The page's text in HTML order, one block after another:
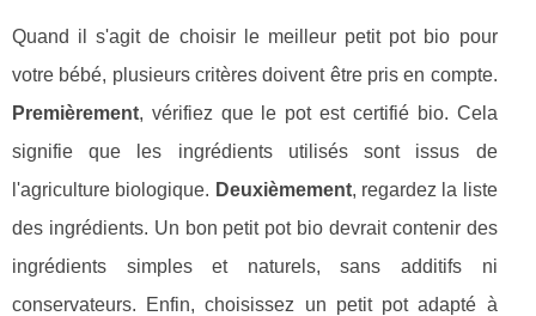
Quand il s'agit de choisir le meilleur petit pot bio pour
votre bébé, plusieurs critères doivent être pris en compte.
Premièrement, vérifiez que le pot est certifié bio. Cela
signifie que les ingrédients utilisés sont issus de
l'agriculture biologique. Deuxièmement, regardez la liste
des ingrédients. Un bon petit pot bio devrait contenir des
ingrédients simples et naturels, sans additifs ni
conservateurs. Enfin, choisissez un petit pot adapté à